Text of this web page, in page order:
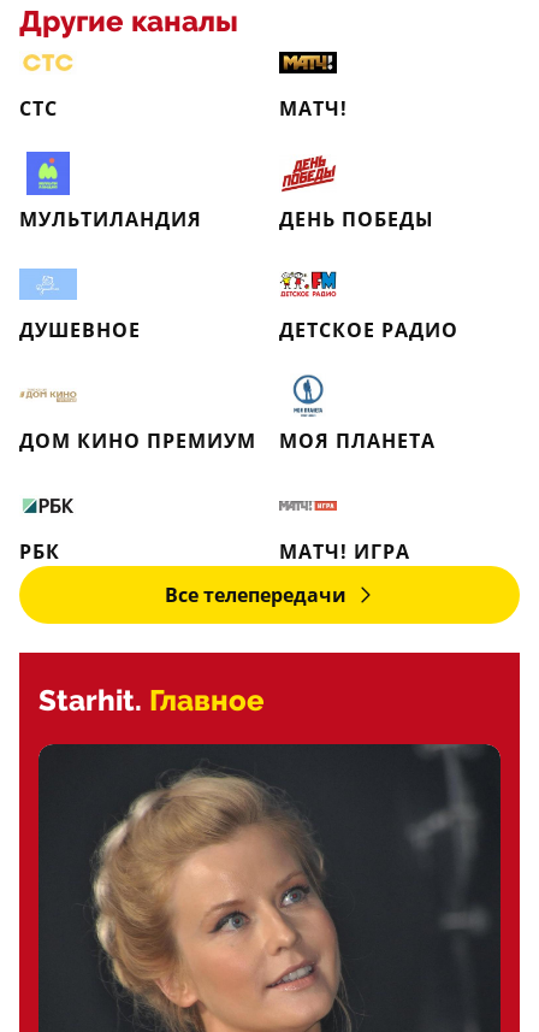
Другие каналы
СТС МАТЧ!
МУЛЬТИЛАНДИЯ ДЕНЬ ПОБЕДЫ
ДУШЕВНОЕ ДЕТСКОЕ РАДИО
ДОМ КИНО ПРЕМИУМ МОЯ ПЛАНЕТА
РБК
МАТЧ! ИГРА
Все телепередачи
Starhit. Главное